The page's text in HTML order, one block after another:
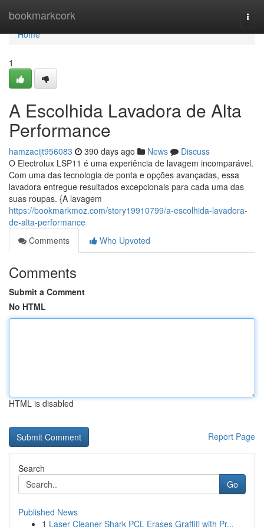
bookmarkcork
Home
Home
1
A Escolhida Lavadora de Alta
Performance
hamzacijt956083 390 days ago News
Discuss
O Electrolux LSP11 é uma experiência de lavagem incomparável.
Com uma das tecnologia de ponta e opções avançadas, essa
lavadora entregue resultados excepcionais para cada uma das
suas roupas. {A lavagem
https://bookmarkmoz.com/story19910799/a-escolhida-lavadora-
de-alta-performance
Comments
Who Upvoted
Comments
Submit a Comment
No HTML
HTML is disabled
Report Page
Search
Go
Published News
1 Laser Cleaner Shark PCL Erases Graffiti with Pr...